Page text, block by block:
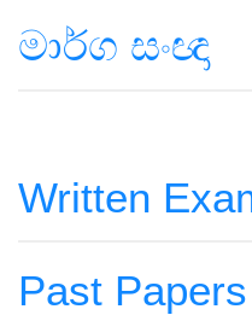
මාර්ග සංඥා
Written
Past